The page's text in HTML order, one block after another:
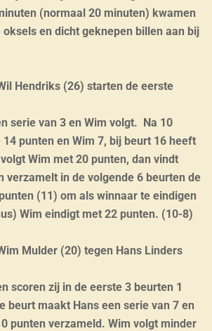
(normaal 20 minuten) kwamen
en dicht geknepen billen aan bij
Hendriks (26) starten de eerste
serie van 3 en Wim volgt. Na 10
punten en Wim 7, bij beurt 16 heeft
Wim met 20 punten, dan vindt
verzamelt in de volgende 6 beurten de
(11) om als winnaar te eindigen
Wim eindigt met 22 punten. (10-8)
Mulder (20) tegen Hans Linders
scoren zij in de eerste 3 beurten 1
beurt maakt Hans een serie van 7 en
punten verzameld. Wim volgt minder